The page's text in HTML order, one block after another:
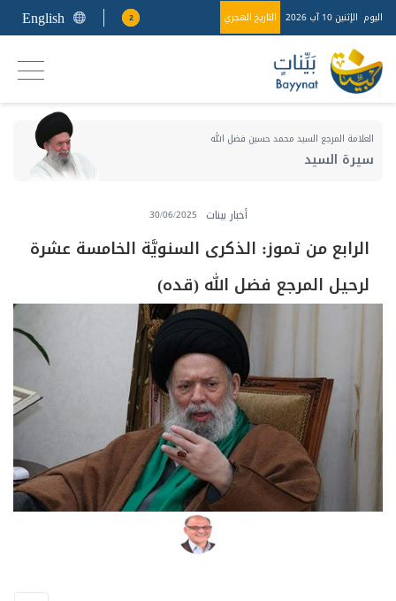
اليوم الإثنين 10 آب 2026 التاريخ الهجري 2
English
العلامة المرجع السيد محمد حسين فضل الله
سيرة السيد
أخبار بينات 30/06/2025
الرابع من تموز: الذكرى السنويَّة الخامسة عشرة
لرحيل المرجع فضل الله (قده)